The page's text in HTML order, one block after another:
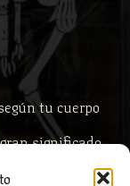
tu cuerpo
significado